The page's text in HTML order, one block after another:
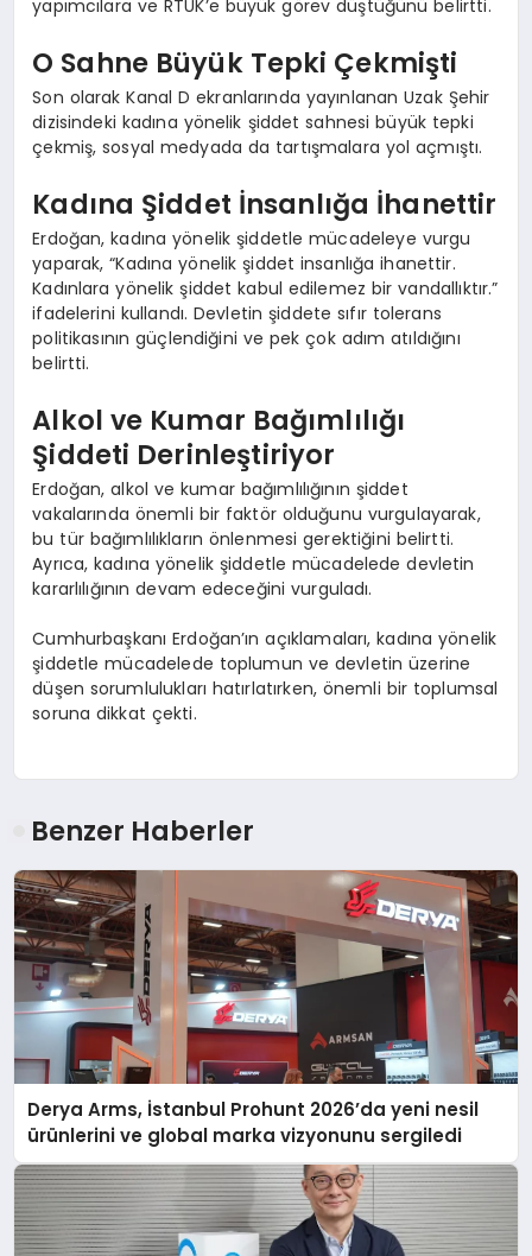
yapımcılara ve RTÜK’e büyük görev düştüğünü belirtti.
O Sahne Büyük Tepki Çekmişti
Son olarak Kanal D ekranlarında yayınlanan Uzak Şehir
dizisindeki kadına yönelik şiddet sahnesi büyük tepki
çekmiş, sosyal medyada da tartışmalara yol açmıştı.
Kadına Şiddet İnsanlığa İhanettir
Erdoğan, kadına yönelik şiddetle mücadeleye vurgu
yaparak, “Kadına yönelik şiddet insanlığa ihanettir.
Kadınlara yönelik şiddet kabul edilemez bir vandallıktır.”
ifadelerini kullandı. Devletin şiddete sıfır tolerans
politikasının güçlendiğini ve pek çok adım atıldığını
belirtti.
Alkol ve Kumar Bağımlılığı
Şiddeti Derinleştiriyor
Erdoğan, alkol ve kumar bağımlılığının şiddet
vakalarında önemli bir faktör olduğunu vurgulayarak,
bu tür bağımlılıkların önlenmesi gerektiğini belirtti.
Ayrıca, kadına yönelik şiddetle mücadelede devletin
kararlılığının devam edeceğini vurguladı.
Cumhurbaşkanı Erdoğan’ın açıklamaları, kadına yönelik
şiddetle mücadelede toplumun ve devletin üzerine
düşen sorumlulukları hatırlatırken, önemli bir toplumsal
soruna dikkat çekti.
Benzer Haberler
Derya Arms, İstanbul Prohunt 2026’da yeni nesil
ürünlerini ve global marka vizyonunu sergiledi